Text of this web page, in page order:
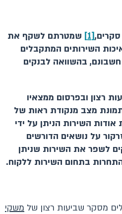
[1]
שמטרתם לשקף את
השירותים המתקבלים
בהשוואה לבנקים
רצון ובפרסום ממצאיו
מצב מנקודת ראות של
השירות הניתן על ידי
על נושאים הדורשים
לשפר את השירות שניתן
בתחום השירות ללקוח.
מסקר שביעות רצון של משקי